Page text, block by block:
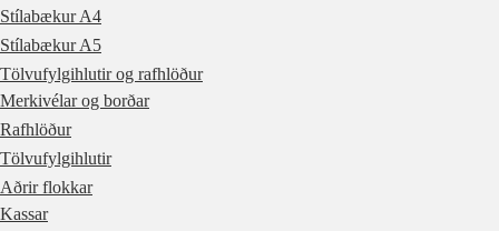
Stílabækur A4
Stílabækur A5
Tölvufylgihlutir og rafhlöður
Merkivélar og borðar
Rafhlöður
Tölvufylgihlutir
Aðrir flokkar
Kassar